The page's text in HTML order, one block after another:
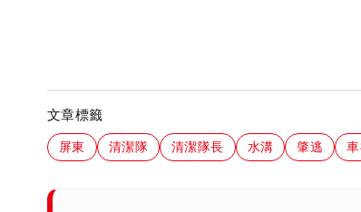
文章標籤
屏東 清潔隊 清潔隊長 水溝 肇逃